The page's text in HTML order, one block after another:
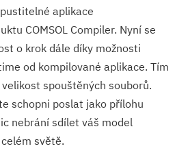
aplikace
COMSOL Compiler. Nyní se
o krok dále díky možnosti
od kompilované aplikace. Tím
spouštěných souborů.
schopni poslat jako přílohu
nebrání sdílet váš model
světě.